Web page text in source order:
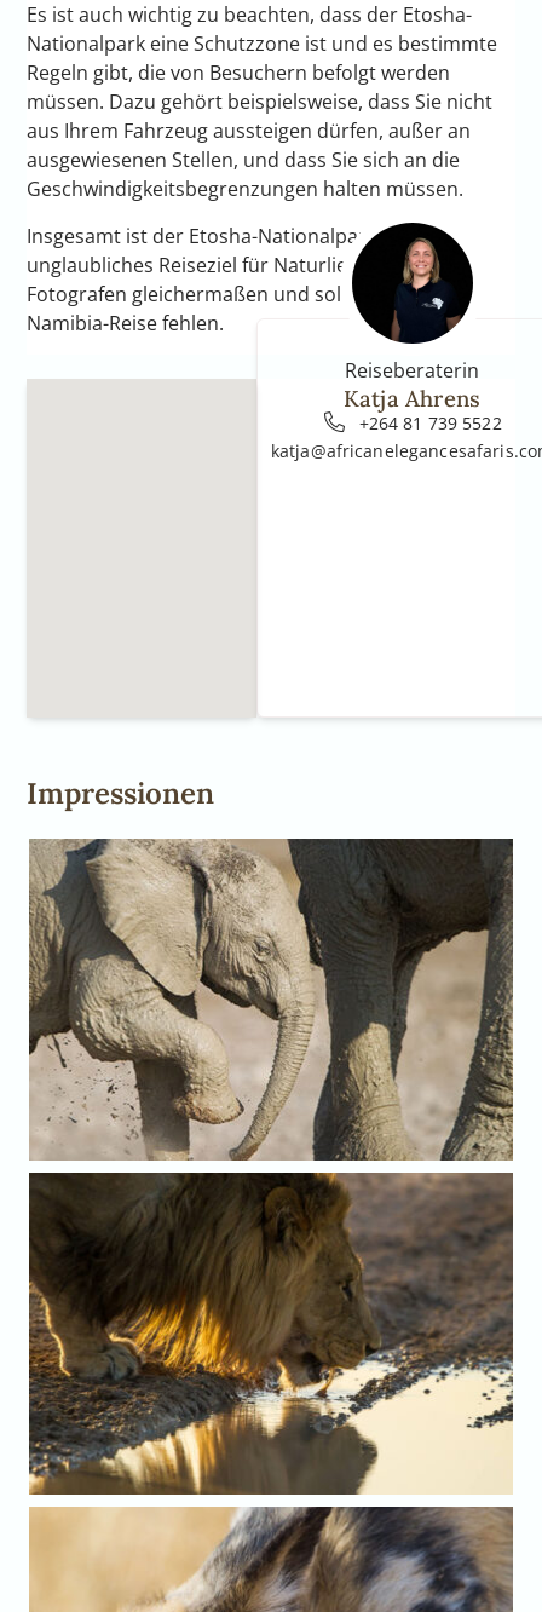
Es ist auch wichtig zu beachten, dass der Etosha-
Nationalpark eine Schutzzone ist und es bestimmte
Regeln gibt, die von Besuchern befolgt werden
müssen. Dazu gehört beispielsweise, dass Sie nicht
aus Ihrem Fahrzeug aussteigen dürfen, außer an
ausgewiesenen Stellen, und dass Sie sich an die
Geschwindigkeitsbegrenzungen halten müssen.
Insgesamt ist der Etosha-Nationalpark ein
unglaubliches Reiseziel für Naturliebhaber und
Fotografen gleichermaßen und sollte auf keiner
Namibia-Reise fehlen.
Reiseberaterin
Katja Ahrens
+264 81 739 5522
Impressionen